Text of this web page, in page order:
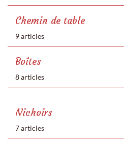
Chemin de table
9 articles
Boîtes
8 articles
Nichoirs
7 articles